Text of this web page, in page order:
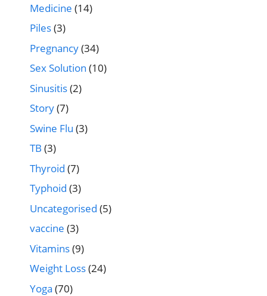
Medicine (14)
Piles(3)
Pregnancy(34)
Sex Solution (10)
Sinusitis(2)
Story(7)
Swine Flu (3)
TB (3)
Thyroid (7)
Typhoid (3)
Uncategorised (5)
vaccine (3)
Vitamins(9)
Weight Loss(24)
Yoga (70)